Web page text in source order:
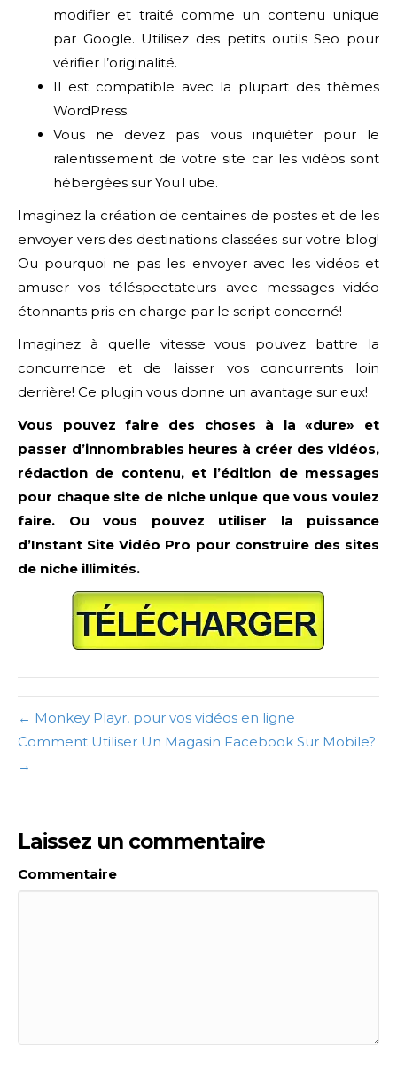
modifier et traité comme un contenu unique
par Google. Utilisez des petits outils Seo pour
vérifier l’originalité.
Il est compatible avec la plupart des thèmes
WordPress.
Vous ne devez pas vous inquiéter pour le
ralentissement de votre site car les vidéos sont
hébergées sur YouTube.
Imaginez la création de centaines de postes et de les
envoyer vers des destinations classées sur votre blog!
Ou pourquoi ne pas les envoyer avec les vidéos et
amuser vos téléspectateurs avec messages vidéo
étonnants pris en charge par le script concerné!
Imaginez à quelle vitesse vous pouvez battre la
concurrence et de laisser vos concurrents loin
derrière! Ce plugin vous donne un avantage sur eux!
Vous pouvez faire des choses à la «dure» et
passer d’innombrables heures à créer des vidéos,
rédaction de contenu, et l’édition de messages
pour chaque site de niche unique que vous voulez
faire. Ou vous pouvez utiliser la puissance
d’Instant Site Vidéo Pro pour construire des sites
de niche illimités.
← Monkey Playr, pour vos vidéos en ligne
Comment Utiliser Un Magasin Facebook Sur Mobile?
→
Laissez un commentaire
Commentaire